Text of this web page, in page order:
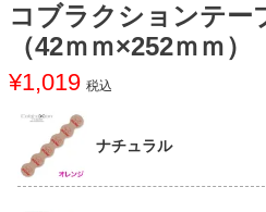
コブラクションテ
（42ｍｍ×252ｍｍ）
¥1,019 税込
ナチュラル